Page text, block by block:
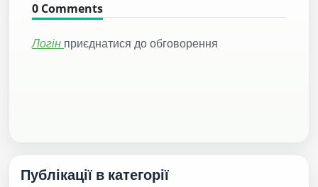
0 Comments
Логін приєднатися до обговорення
Публікації в категорії